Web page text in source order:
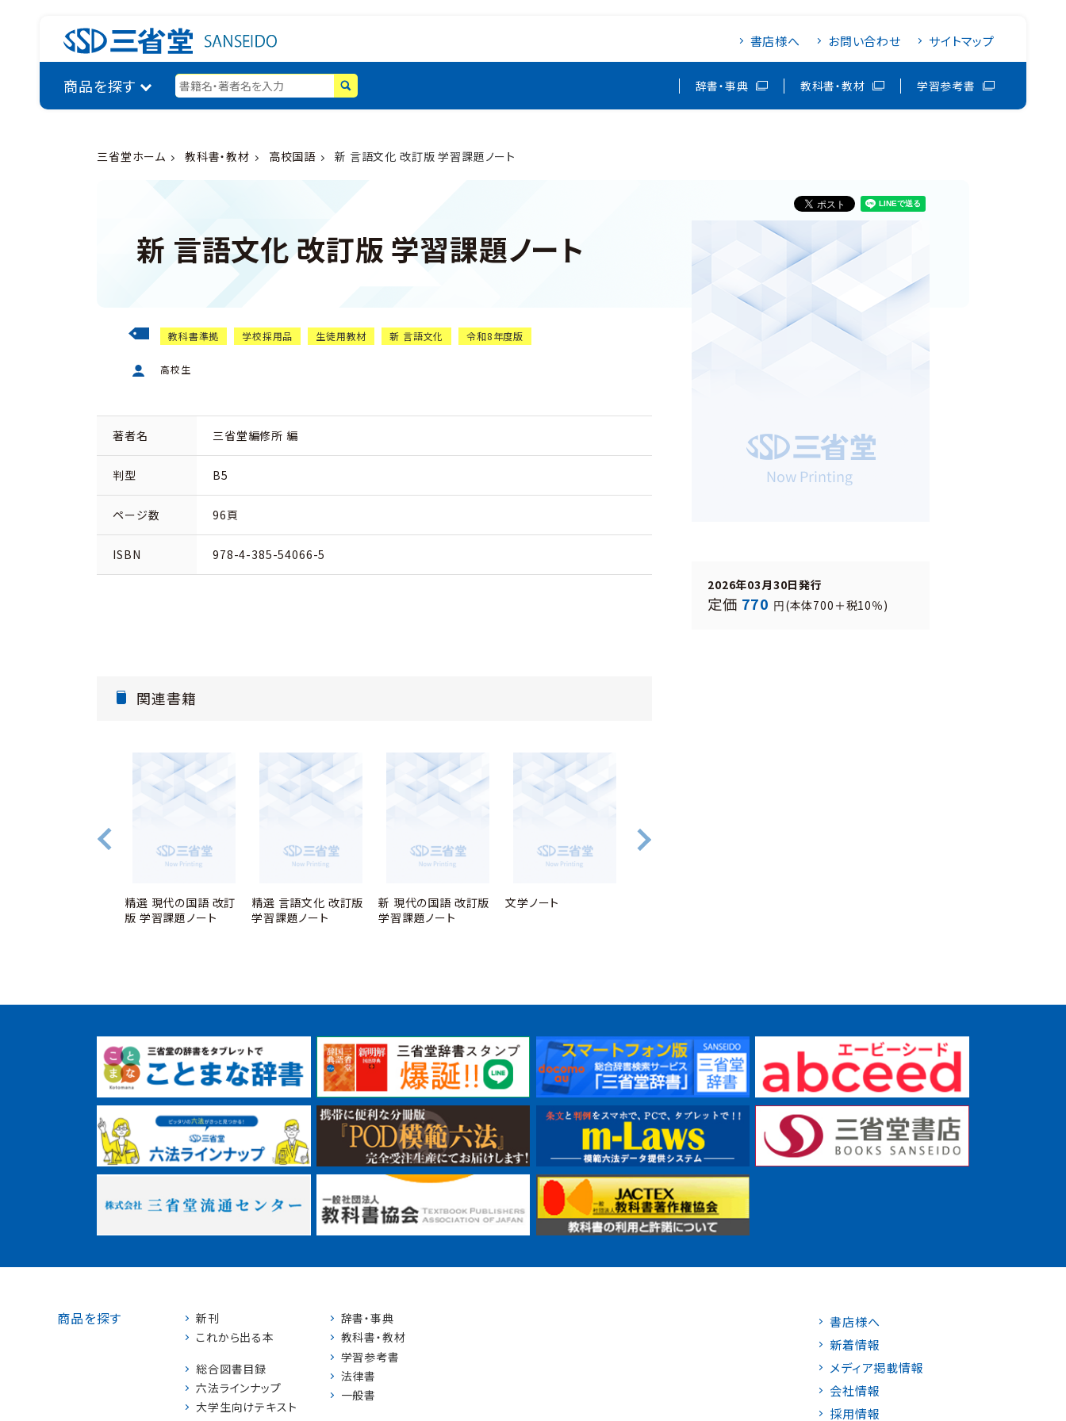
書店様へ お問い合わせ サイトマップ
商品を探す 辞書・事典 教科書・教材 学習参考書
三省堂ホーム 教科書・教材 高校国語 新 言語文化 改訂版 学習課題ノート
新 言語文化 改訂版 学習課題ノート
教科書準拠 学校採用品 生徒用教材 新 言語文化 令和8年度版
高校生
著者名 三省堂編修所 編
判型 B5
ページ数 96頁
ISBN 978-4-385-54066-5
関連書籍
精選 現代の国語 改訂
版 学習課題ノート
精選 言語文化 改訂版
学習課題ノート
新 現代の国語 改訂版
学習課題ノート
文学ノート
2026年03月30日発行
定価 770 円 (本体700＋税10％)
商品を探す
新刊
これから出る本
総合図書目録
六法ラインナップ
大学生向けテキスト
辞書・事典
教科書・教材
学習参考書
法律書
一般書
書店様へ
新着情報
メディア掲載情報
会社情報
採用情報